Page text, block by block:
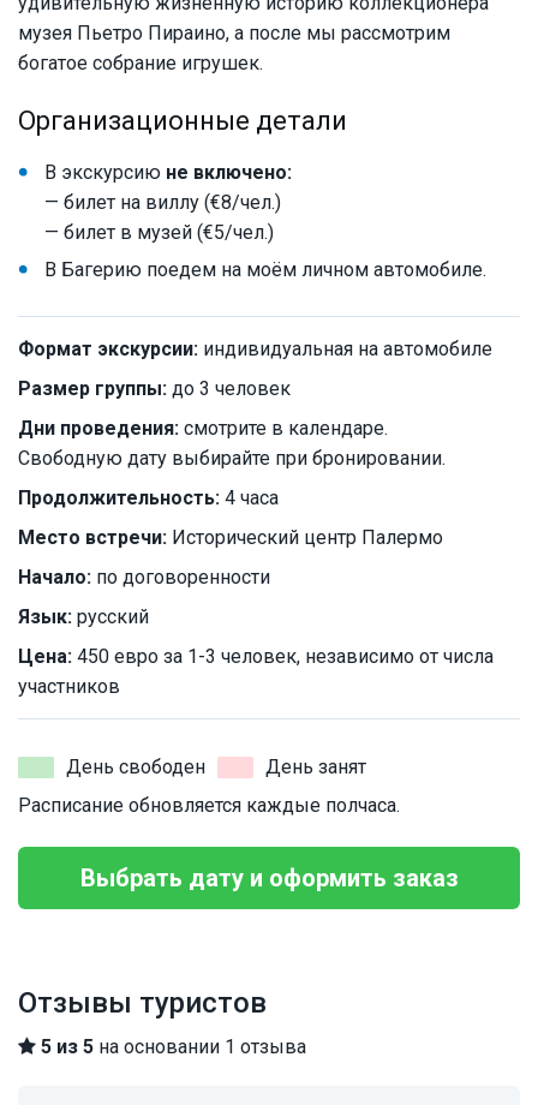
музея Пьетро Пираино, а после мы рассмотрим
богатое собрание игрушек.
Организационные детали
В экскурсию не включено:
— билет на виллу (€8/чел.)
— билет в музей (€5/чел.)
В Багерию поедем на моём личном автомобиле.
Формат экскурсии: индивидуальная на автомобиле
Размер группы: до 3 человек
Дни проведения: смотрите в календаре.
Свободную дату выбирайте при бронировании.
Продолжительность: 4 часа
Место встречи: Исторический центр Палермо
Начало: по договоренности
Язык: русский
Цена: 450 евро за 1-3 человек, независимо от числа
участников
День свободен
День занят
Расписание обновляется каждые полчаса.
Выбрать дату и оформить заказ
Отзывы туристов
5 из 5 на основании 1 отзыва